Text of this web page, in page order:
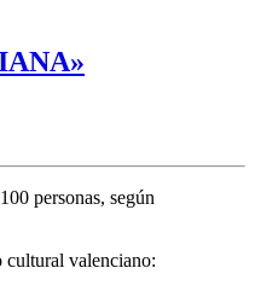
personas, según
cultural valenciano: